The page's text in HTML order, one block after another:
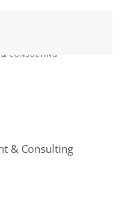
& Consulting